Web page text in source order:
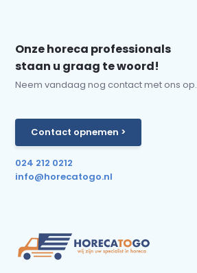
Onze horeca professionals
staan u graag te woord!
Neem vandaag nog contact met ons op.
Contact opnemen >
024 212 0212
info@horecatogo.nl